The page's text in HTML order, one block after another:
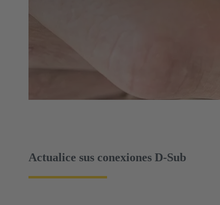
Actualice sus conexiones D-Sub